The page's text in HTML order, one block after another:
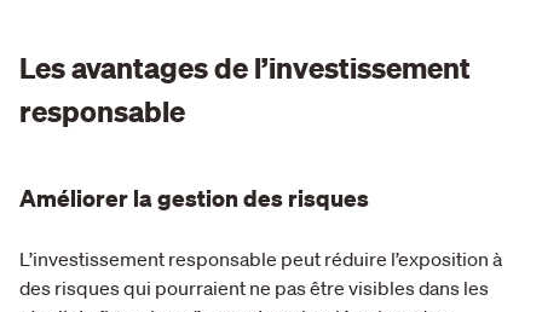
Les avantages de l’investissement
responsable
Améliorer la gestion des risques
L’investissement responsable peut réduire l’exposition à
des risques qui pourraient ne pas être visibles dans les